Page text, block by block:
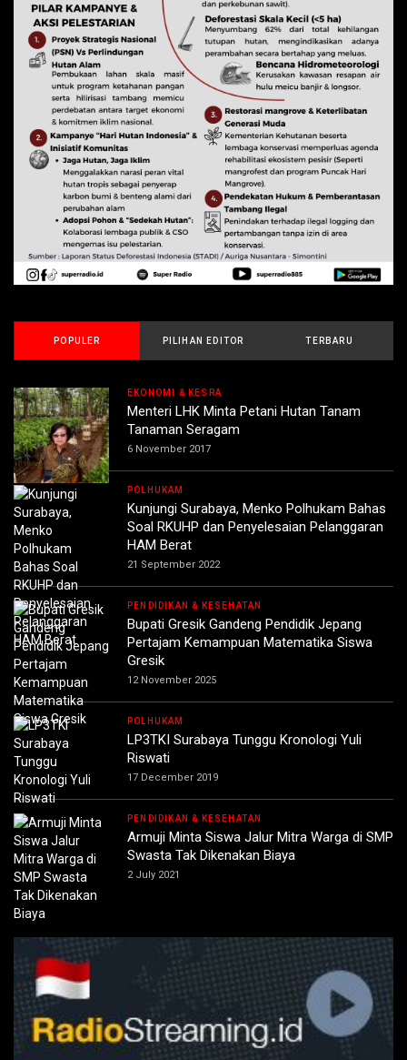
POPULER PILIHAN EDITOR TERBARU
EKONOMI & KESRA
Menteri LHK Minta Petani Hutan Tanam
Tanaman Seragam
6 November 2017
POLHUKAM
Kunjungi Surabaya, Menko Polhukam Bahas
Soal RKUHP dan Penyelesaian Pelanggaran
HAM Berat
21 September 2022
PENDIDIKAN & KESEHATAN
Bupati Gresik Gandeng Pendidik Jepang
Pertajam Kemampuan Matematika Siswa
Gresik
12 November 2025
POLHUKAM
LP3TKI Surabaya Tunggu Kronologi Yuli
Riswati
17 December 2019
PENDIDIKAN & KESEHATAN
Armuji Minta Siswa Jalur Mitra Warga di SMP
Swasta Tak Dikenakan Biaya
2 July 2021